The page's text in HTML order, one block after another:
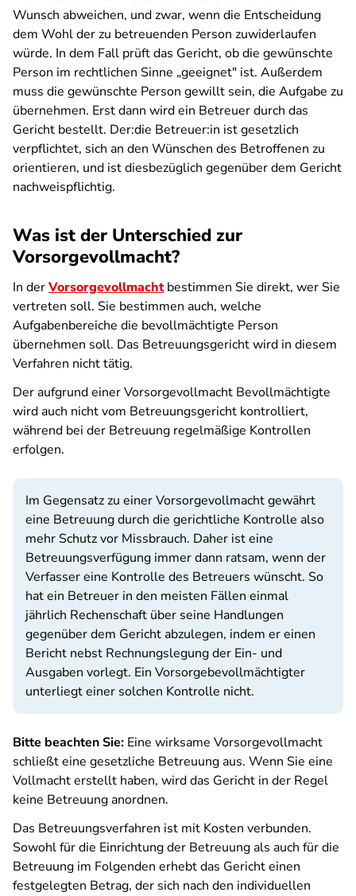
Wunsch abweichen, und zwar, wenn die Entscheidung
dem Wohl der zu betreuenden Person zuwiderlaufen
würde. In dem Fall prüft das Gericht, ob die gewünschte
Person im rechtlichen Sinne „geeignet" ist. Außerdem
muss die gewünschte Person gewillt sein, die Aufgabe zu
übernehmen. Erst dann wird ein Betreuer durch das
Gericht bestellt. Der:die Betreuer:in ist gesetzlich
verpflichtet, sich an den Wünschen des Betroffenen zu
orientieren, und ist diesbezüglich gegenüber dem Gericht
nachweispflichtig.
Was ist der Unterschied zur
Vorsorgevollmacht?
In derVorsorgevollmachtbestimmen Sie direkt, wer Sie
vertreten soll. Sie bestimmen auch, welche
Aufgabenbereiche die bevollmächtigte Person
übernehmen soll. Das Betreuungsgericht wird in diesem
Verfahren nicht tätig.
Der aufgrund einer Vorsorgevollmacht Bevollmächtigte
wird auch nicht vom Betreuungsgericht kontrolliert,
während bei der Betreuung regelmäßige Kontrollen
erfolgen.
Im Gegensatz zu einer Vorsorgevollmacht gewährt
eine Betreuung durch die gerichtliche Kontrolle also
mehr Schutz vor Missbrauch. Daher ist eine
Betreuungsverfügung immer dann ratsam, wenn der
Verfasser eine Kontrolle des Betreuers wünscht. So
hat ein Betreuer in den meisten Fällen einmal
jährlich Rechenschaft über seine Handlungen
gegenüber dem Gericht abzulegen, indem er einen
Bericht nebst Rechnungslegung der Ein- und
Ausgaben vorlegt. Ein Vorsorgebevollmächtigter
unterliegt einer solchen Kontrolle nicht.
Bitte beachten Sie: Eine wirksame Vorsorgevollmacht
schließt eine gesetzliche Betreuung aus. Wenn Sie eine
Vollmacht erstellt haben, wird das Gericht in der Regel
keine Betreuung anordnen.
Das Betreuungsverfahren ist mit Kosten verbunden.
Sowohl für die Einrichtung der Betreuung als auch für die
Betreuung im Folgenden erhebt das Gericht einen
festgelegten Betrag, der sich nach den individuellen